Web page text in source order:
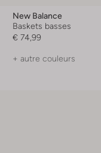
New Balance
Baskets basses
€ 74,99
+ autre couleurs